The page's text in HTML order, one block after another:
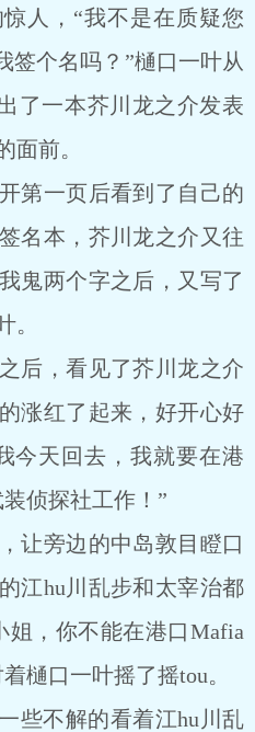
人，“我不是在质疑您
签个名吗？”樋口一叶从
了一本芥川龙之介发表
面前。
第一页后看到了自己的
名本，芥川龙之介又往
鬼两个字之后，又写了
。
后，看见了芥川龙之介
涨红了起来，好开心好
今天回去，我就要在港
侦探社工作！”
让旁边的中岛敦目瞪口
江hu川乱步和太宰治都
姐，你不能在港口Mafia
樋口一叶摇了摇tou。
些不解的看着江hu川乱